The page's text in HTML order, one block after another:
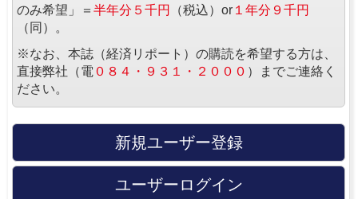
のみ希望」＝ 半年分５千円 （税込）or １年分９千円
（同）。
※なお、本誌（経済リポート）の購読を希望する方は、
直接弊社（電 ０８４・９３１・２０００ ）までご連絡く
ださい。
新規ユーザー登録
ユーザーログイン